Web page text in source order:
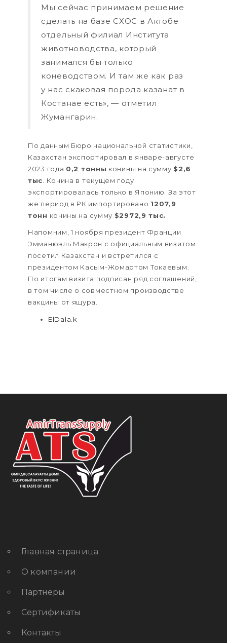
Мы сейчас принимаем решение
сделать на базе СХОС в Актобе
отдельный филиал Института
животноводства, который
занимался бы только
коневодством. И там же как раз
у нас скаковая порода казанат в
Костанае есть», — отметил
Жумангарин.
По данным Бюро национальной статистики,
Казахстан экспортировал в январе-августе
2023 года 0,2 тонны конины на сумму $2,6
тыс . Конина в текущем году
экспортировалась только в Японию. За этот
же период в РК импортировано 1207,9
тонн конины на сумму $2972,9 тыс.
Напомним, 1 ноября президент Франции
Эмманюэль Макрон с официальным визитом
посетил Казахстан и встретился с
президентом Касым-Жомартом Токаевым.
По итогам визита подписан ряд соглашений,
в том числе о совместном производстве
вакцины от ящура.
ElDala.k
Главная страница
О компании
Партнеры
Сертификаты
Контакты